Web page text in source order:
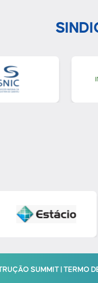
SUMMIT | TERMO